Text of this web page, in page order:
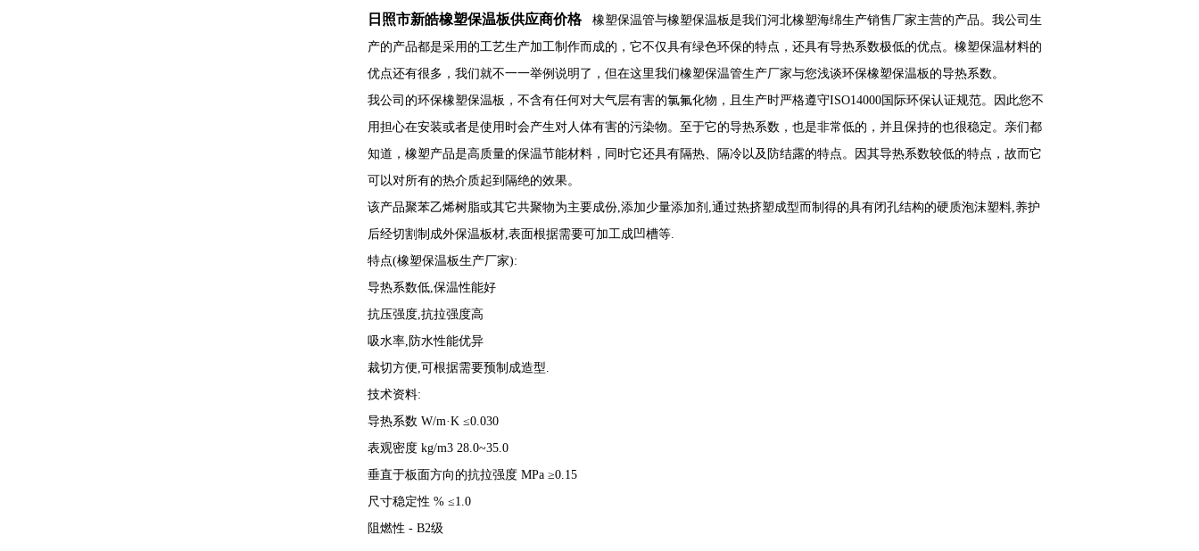
日照市新皓橡塑保温板供应商价格橡塑保温管与橡塑保温板是我们河北橡塑海绵生产销售厂家主营的产品。我公司生
产的产品都是采用的工艺生产加工制作而成的，它不仅具有绿色环保的特点，还具有导热系数极低的优点。橡塑保温材料的
优点还有很多，我们就不一一举例说明了，但在这里我们橡塑保温管生产厂家与您浅谈环保橡塑保温板的导热系数。
我公司的环保橡塑保温板，不含有任何对大气层有害的氯氟化物，且生产时严格遵守ISO14000国际环保认证规范。因此您不
用担心在安装或者是使用时会产生对人体有害的污染物。至于它的导热系数，也是非常低的，并且保持的也很稳定。亲们都
知道，橡塑产品是高质量的保温节能材料，同时它还具有隔热、隔冷以及防结露的特点。因其导热系数较低的特点，故而它
可以对所有的热介质起到隔绝的效果。
该产品聚苯乙烯树脂或其它共聚物为主要成份,添加少量添加剂,通过热挤塑成型而制得的具有闭孔结构的硬质泡沫塑料,养护
后经切割制成外保温板材,表面根据需要可加工成凹槽等.
特点(橡塑保温板生产厂家):
导热系数低,保温性能好
抗压强度,抗拉强度高
吸水率,防水性能优异
裁切方便,可根据需要预制成造型.
技术资料:
导热系数 W/m·K ≤0.030
表观密度 kg/m3 28.0~35.0
垂直于板面方向的抗拉强度 MPa ≥0.15
尺寸稳定性 % ≤1.0
阻燃性 - B2级